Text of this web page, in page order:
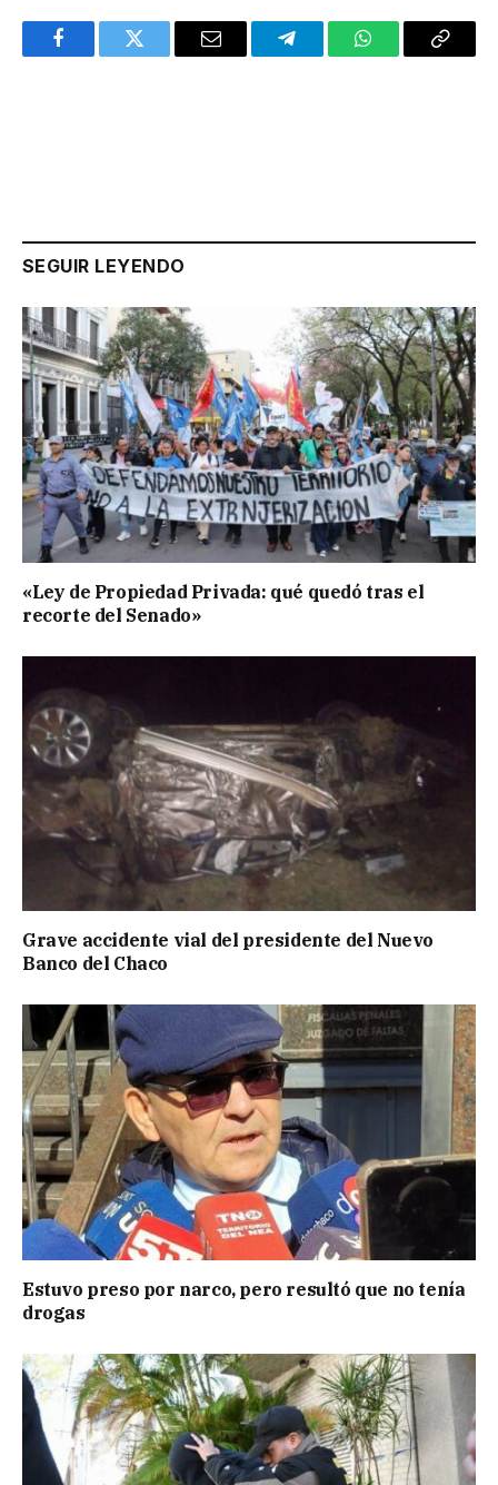
FacebookTwitter Email TelegramWhatsAppCopy
SEGUIR LEYENDO
«Ley de Propiedad Privada: qué quedó tras el
recorte del Senado»
Grave accidente vial del presidente del Nuevo
Banco del Chaco
Estuvo preso por narco, pero resultó que no tenía
drogas